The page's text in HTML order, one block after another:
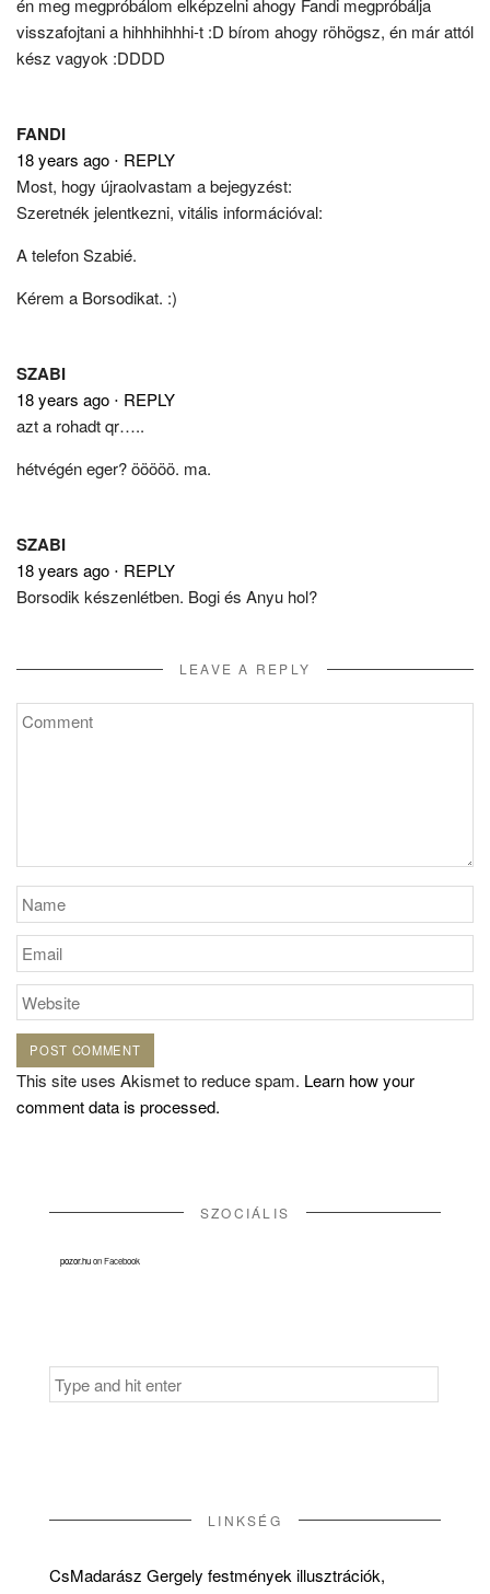
visszafojtani a hihhhihhhi-t :D bírom ahogy röhögsz, én már attól
kész vagyok :DDDD
FANDI
18 years ago ⋅ REPLY
Most, hogy újraolvastam a bejegyzést:
Szeretnék jelentkezni, vitális információval:
A telefon Szabié.
Kérem a Borsodikat. :)
SZABI
18 years ago ⋅ REPLY
azt a rohadt qr…..
hétvégén eger? ööööö. ma.
SZABI
18 years ago ⋅ REPLY
Borsodik készenlétben. Bogi és Anyu hol?
LEAVE A REPLY
This site uses Akismet to reduce spam. Learn how your
comment data is processed.
SZOCIÁLIS
pozor.huon Facebook
Search
for:
LINKSÉG
CsMadarász Gergely festmények illusztrációk,